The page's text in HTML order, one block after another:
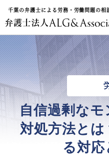
千葉の弁護士による労務・労働問題の相
自信過剰な
対処方法とは
る対応